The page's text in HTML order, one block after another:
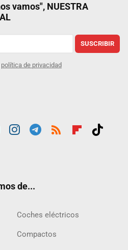
vamos", NUESTRA
SUSCRIBIR
política de privacidad
de...
Coches eléctricos
Compactos